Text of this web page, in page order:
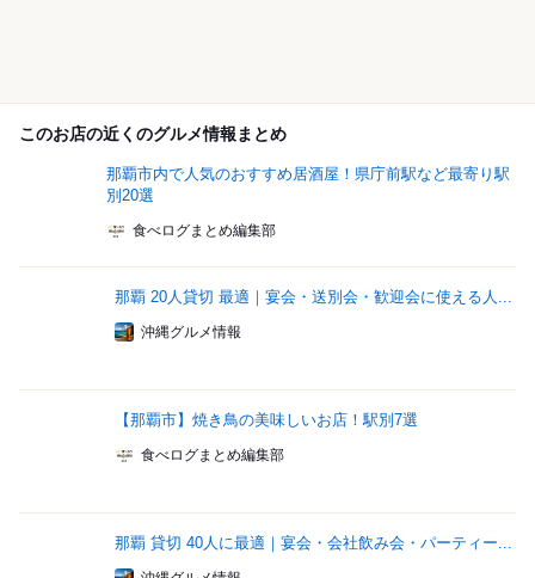
このお店の近くのグルメ情報まとめ
那覇市内で人気のおすすめ居酒屋！県庁前駅など最寄り駅
別20選
食べログまとめ編集部
那覇 20人貸切 最適｜宴会・送別会・歓迎会に使える人...
沖縄グルメ情報
【那覇市】焼き鳥の美味しいお店！駅別7選
食べログまとめ編集部
那覇 貸切 40人に最適｜宴会・会社飲み会・パーティー...